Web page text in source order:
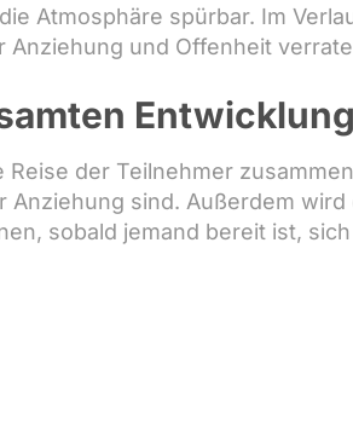
Atmosphäre spürbar. Im
Anziehung und Offenheit
Entwicklung
Reise der Teilnehmer
sind. Außerdem wird
sobald jemand bereit ist,